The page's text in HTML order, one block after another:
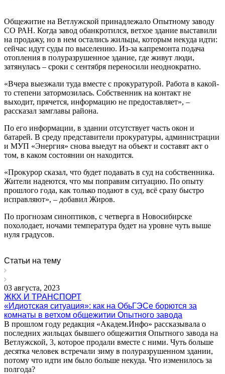
Общежитие на Ветлужской принадлежало Опытному заводу
СО РАН. Когда завод обанкротился, ветхое здание выставили
на продажу, но в нем остались жильцы, которым некуда идти:
сейчас идут суды по выселению. Из-за капремонта подача
отопления в полуразрушенное здание, где живут люди,
затянулась – сроки с сентября переносили неоднократно.
«Вчера выезжали туда вместе с прокуратурой. Работа в какой-
то степени затормозилась. Собственник на контакт не
выходит, прячется, информацию не предоставляет», –
рассказал замглавы района.
По его информации, в здании отсутствует часть окон и
батарей. В среду представители прокуратуры, администрации
и МУП «Энергия» снова выедут на объект и составят акт о
том, в каком состоянии он находится.
«Прокурор сказал, что будет подавать в суд на собственника.
Жители надеются, что мы поправим ситуацию. По опыту
прошлого года, как только подают в суд, всё сразу быстро
исправляют», – добавил Жиров.
По прогнозам синоптиков, с четверга в Новосибирске
похолодает, ночами температура будет на уровне чуть выше
нуля градусов.
Статьи на тему
03 августа, 2023
ЖКХ И ТРАНСПОРТ
«Идиотская ситуация»: как на ОбьГЭСе борются за
комнаты в ветхом общежитии Опытного завода
В прошлом году редакция «Академ.Инфо» рассказывала о
последних жильцах бывшего общежития Опытного завода на
Ветлужской, 3, которое продали вместе с ними. Чуть больше
десятка человек встречали зиму в полуразрушенном здании,
потому что идти им было больше некуда. Что изменилось за
полгода?